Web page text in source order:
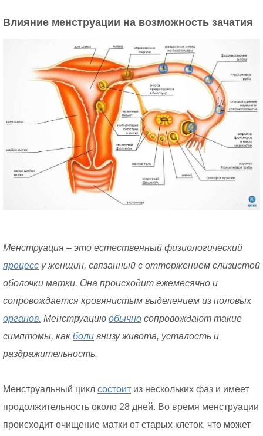
Влияние менструации на возможность зачатия
Менструация – это естественный физиологический
процесс у женщин, связанный с отторжением слизистой
оболочки матки. Она происходит ежемесячно и
сопровождается кровянистым выделением из половых
органов. Менструацию обычно сопровождают такие
симптомы, как боли внизу живота, усталость и
раздражительность.
Менструальный цикл состоит из нескольких фаз и имеет
продолжительность около 28 дней. Во время менструации
происходит очищение матки от старых клеток, что может